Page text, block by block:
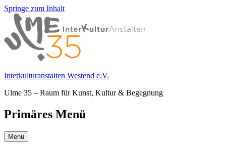
Springe zum Inhalt
Interkulturanstalten Westend e.V.
Ulme 35 – Raum für Kunst, Kultur & Begegnung
Primäres Menü
Menü